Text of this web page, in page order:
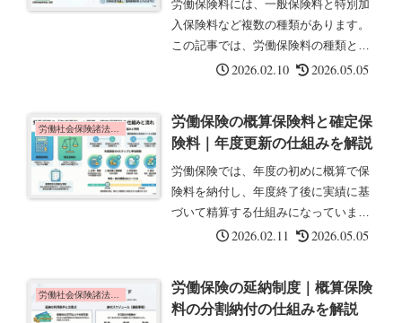
労働保険料には、一般保険料と特別加
入保険料など複数の種類があります。
この記事では、労働保険料の種類と計
算方法について解説します。労働保険
労働者に対する労災保険料と雇用保...
2026.02.10 2026.05.05
労働社会保険諸法令の基礎知識
労働保険の概算保険料と確定保
険料｜年度更新の仕組みを解説
労働保険では、年度の初めに概算で保
険料を納付し、年度終了後に実績に基
づいて精算する仕組みになっていま
す。この記事では、概算保険料と確定
は、保険年度の初めに、その年度に支
払う...
2026.02.11 2026.05.05
労働社会保険諸法令の基礎知識
労働保険の延納制度｜概算保険
料の分割納付の仕組みを解説